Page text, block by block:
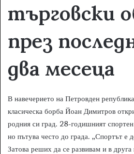
търговски
през
два месеца
В навечерието на Петровден
класическа борба Йоан Димитров
родния си град. 28-годишният
но пътува често до града. „Спортът е
Затова реших да се развивам и в